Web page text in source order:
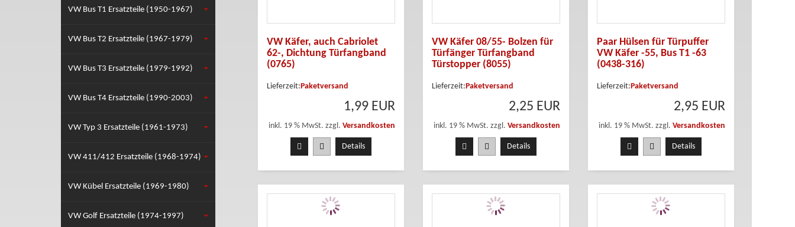
VW Bus T1 Ersatzteile (1950-1967)
VW Bus T2 Ersatzteile (1967-1979)
VW Bus T3 Ersatzteile (1979-1992)
VW Bus T4 Ersatzteile (1990-2003)
VW Typ 3 Ersatzteile (1961-1973)
VW 411/412 Ersatzteile (1968-1974)
VW Kübel Ersatzteile (1969-1980)
VW Golf Ersatzteile (1974-1997)
VW Käfer, auch Cabriolet
62-, Dichtung Türfangband
(0765)
Lieferzeit: Paketversand
1,99 EUR
inkl. 19 % MwSt. zzgl. Versandkosten
Details
VW Käfer 08/55- Bolzen für
Türfänger Türfangband
Türstopper (8055)
Lieferzeit: Paketversand
2,25 EUR
inkl. 19 % MwSt. zzgl. Versandkosten
Details
Paar Hülsen für Türpuffer
VW Käfer -55, Bus T1 -63
(0438-316)
Lieferzeit: Paketversand
2,95 EUR
inkl. 19 % MwSt. zzgl. Versandkosten
Details